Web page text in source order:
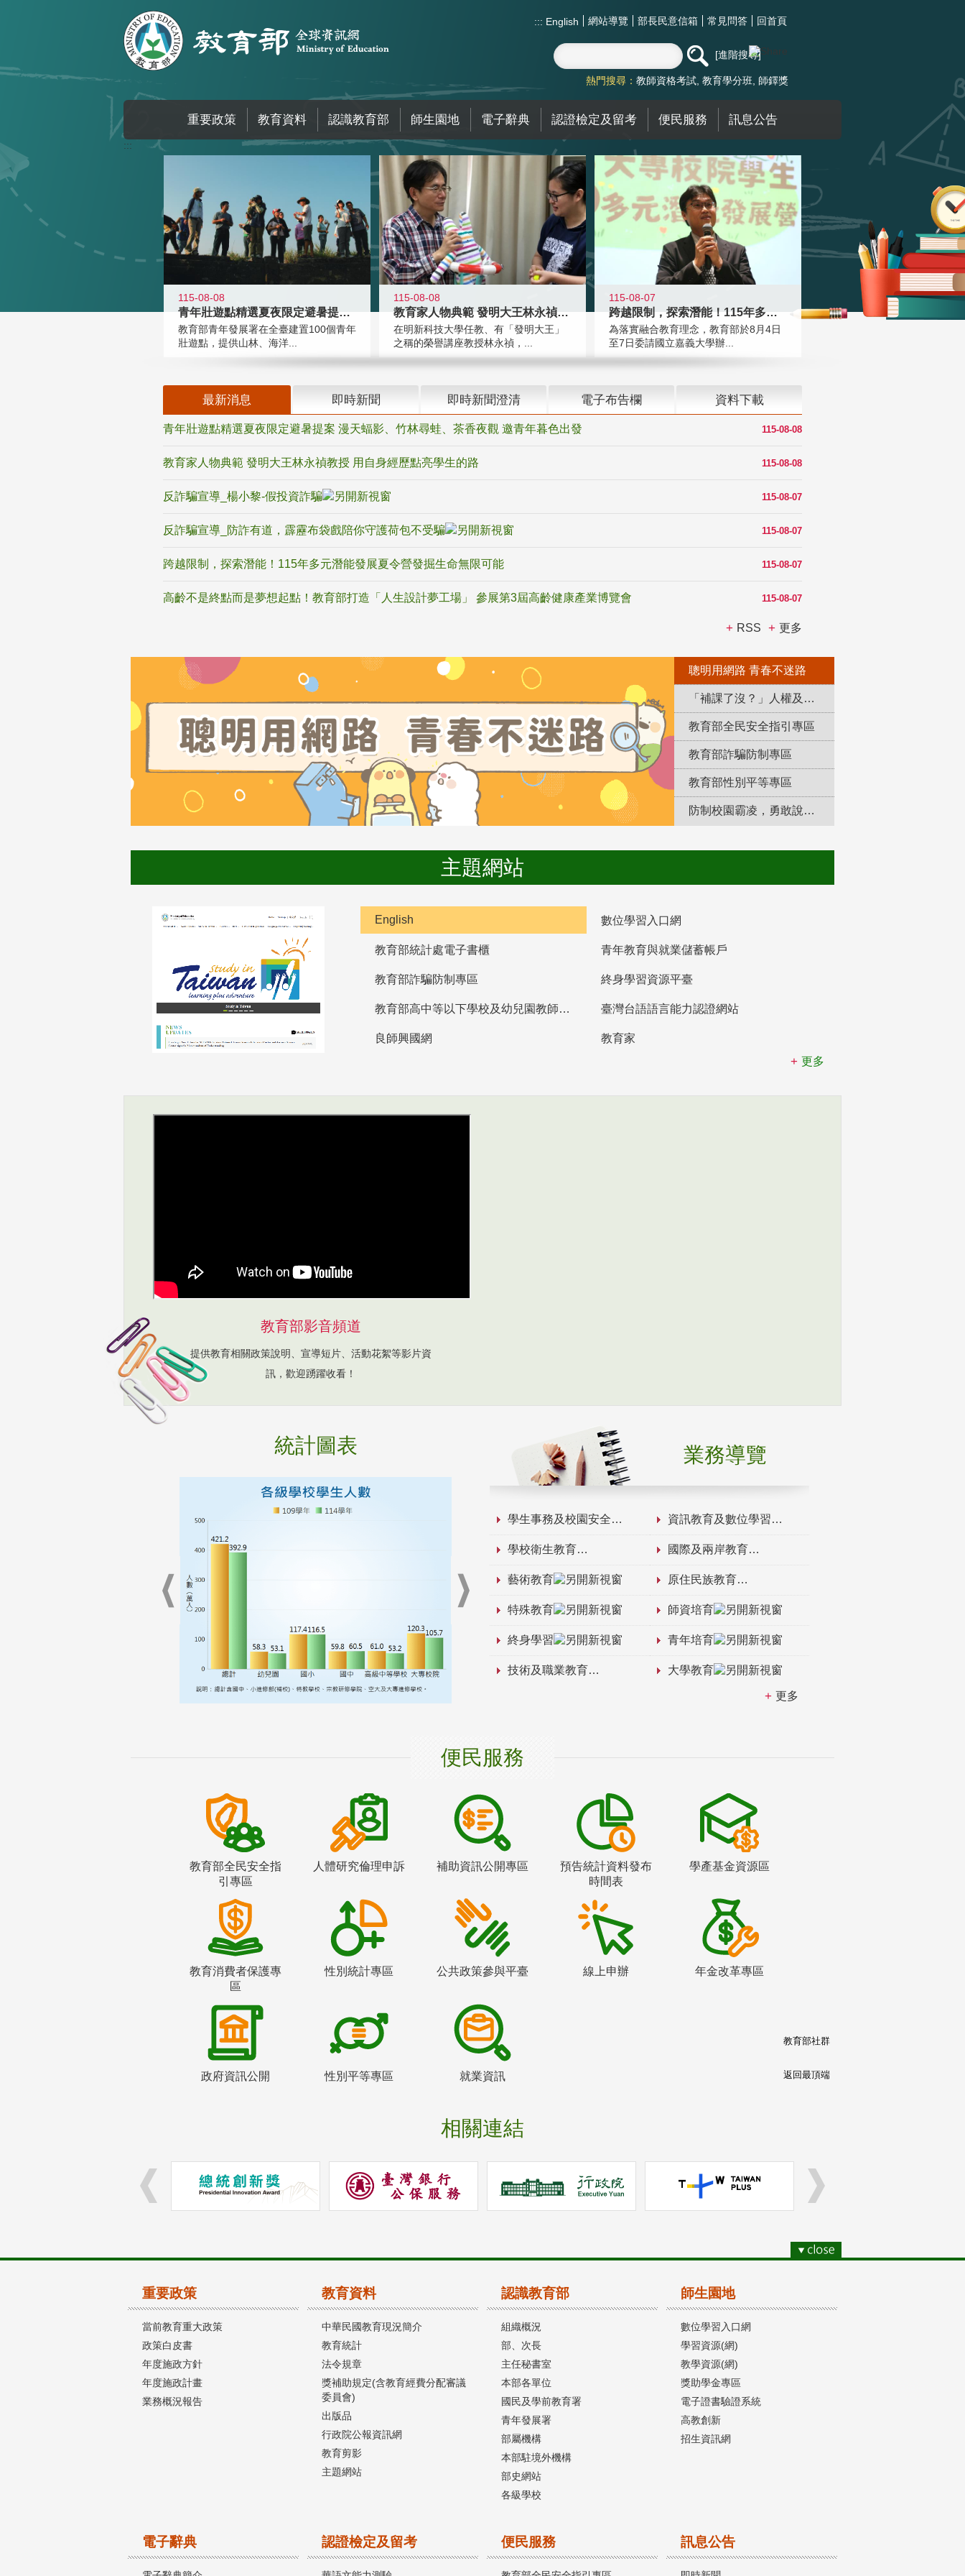
::: English 網站導覽 部長民意信箱 常見問答 回首頁
進階搜尋
熱門搜尋： 教師資格考試 教育學分班 師鐸獎
重要政策 教育資料 認識教育部 師生園地 電子辭典 認證檢定及留考 便民服務 訊息公告
:::
115-08-08
青年壯遊點精選夏夜限定避暑提案 漫
教育部青年發展署在全臺建置100個青年
壯遊點，提供山林、海洋...
115-08-08
教育家人物典範 發明大王林永禎教授
在明新科技大學任教、有「發明大王」
之稱的榮譽講座教授林永禎，...
115-08-07
跨越限制，探索潛能！115年多元潛
為落實融合教育理念，教育部於8月4日
至7日委請國立嘉義大學辦...
最新消息 即時新聞 即時新聞澄清 電子布告欄 資料下載
115-08-08
青年壯遊點精選夏夜限定避暑提案 漫天蝠影、竹林尋蛙、茶香夜觀 邀青年暮色出發
115-08-08
教育家人物典範 發明大王林永禎教授 用自身經歷點亮學生的路
115-08-07
反詐騙宣導_楊小黎-假投資詐騙
115-08-07
反詐騙宣導_防詐有道，霹靂布袋戲陪你守護荷包不受騙
115-08-07
跨越限制，探索潛能！115年多元潛能發展夏令營發掘生命無限可能
115-08-07
高齡不是終點而是夢想起點！教育部打造「人生設計夢工場」 參展第3屆高齡健康產業博覽會
RSS 更多
聰明用網路 青春不迷路
「補課了沒？」人權及轉型正義教育專區
教育部全民安全指引專區
教育部詐騙防制專區
教育部性別平等專區
防制校園霸凌，勇敢說出來！
主題網站
English 數位學習入口網
教育部統計處電子書櫃 青年教育與就業儲蓄帳戶
教育部詐騙防制專區 終身學習資源平臺
教育部高中等以下學校及幼兒園教師資格檢定考試 臺灣台語語言能力認證網站
良師興國網
教育家
更多
教育部影音頻道
提供教育相關政策說明、宣導短片、活動花絮等影片資
訊，歡迎踴躍收看！
統計圖表 業務導覽
學生事務及校園安全 資訊教育及數位學習
學校衛生教育 國際及兩岸教育
藝術教育 原住民族教育
特殊教育 師資培育
終身學習 青年培育
技術及職業教育 大學教育
更多
便民服務
教育部全民安全指
引專區
人體研究倫理申訴 補助資訊公開專區
預告統計資料發布
時間表
學產基金資源區
教育消費者保護專
區
性別統計專區 公共政策參與平臺 線上申辦 年金改革專區
政府資訊公開 性別平等專區 就業資訊
相關連結
教育部社群
返回最頂端
重要政策
當前教育重大政策
政策白皮書
年度施政方針
年度施政計畫
業務概況報告
教育資料
中華民國教育現況簡介
教育統計
法令規章
獎補助規定(含教育經費分配審議
委員會)
出版品
行政院公報資訊網
教育剪影
主題網站
認識教育部
組織概況
部、次長
主任秘書室
本部各單位
國民及學前教育署
青年發展署
部屬機構
本部駐境外機構
部史網站
各級學校
師生園地
數位學習入口網
學習資源(網)
教學資源(網)
獎助學金專區
電子證書驗證系統
高教創新
招生資訊網
電子辭典 認證檢定及留考 便民服務 訊息公告